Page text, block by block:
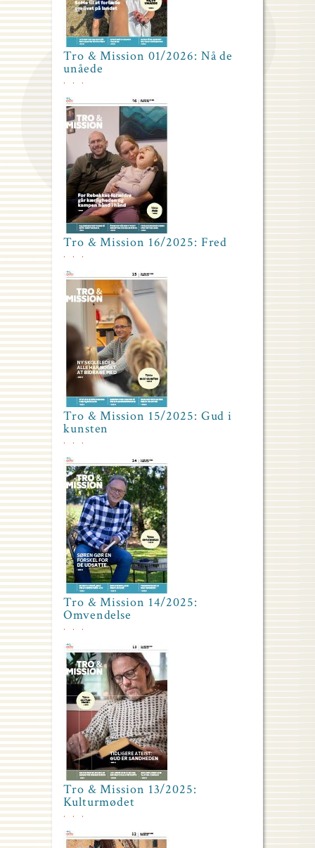
Tro & Mission 01/2026: Nå de
unåede
Tro & Mission 16/2025: Fred
Tro & Mission 15/2025: Gud i
kunsten
Tro & Mission 14/2025:
Omvendelse
Tro & Mission 13/2025:
Kulturmødet